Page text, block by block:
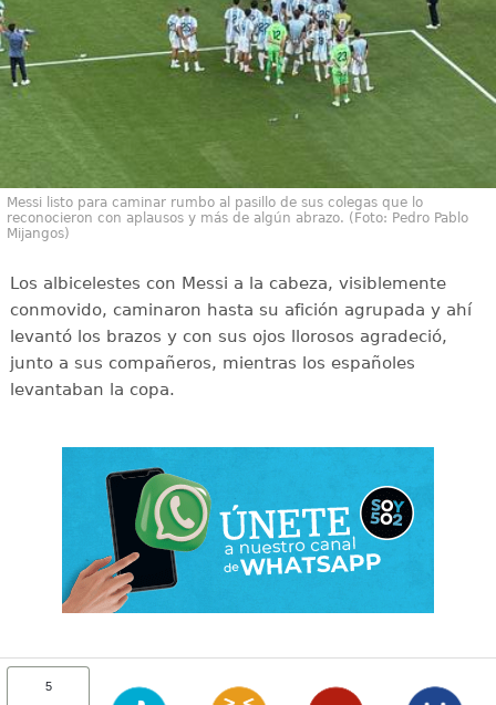
Messi listo para caminar rumbo al pasillo de sus colegas que lo
reconocieron con aplausos y más de algún abrazo. (Foto: Pedro Pablo
Mijangos)
Los albicelestes con Messi a la cabeza, visiblemente
conmovido, caminaron hasta su afición agrupada y ahí
levantó los brazos y con sus ojos llorosos agradeció,
junto a sus compañeros, mientras los españoles
levantaban la copa.
5